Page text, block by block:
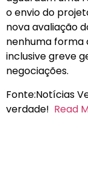
o envio do
nova avaliação
nenhuma forma
inclusive greve
negociações.
Fonte:Notícias
verdade! Read